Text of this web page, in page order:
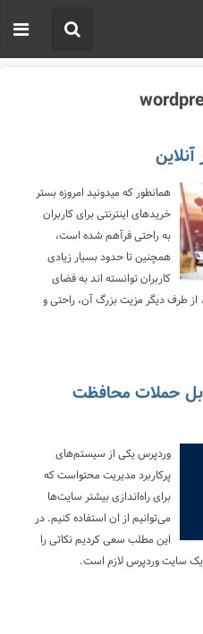
همانطور که میدونید امروزه بستر
خریدهای اینترنتی برای کاربران
به راحتی فرآهم شده است،
همچنین تا حدود بسیار زیادی
کاربران توانسته اند به فضای
از طرف دیگر مزیت بزرگ آن، راحتی و
حملات محافظت
وردپرس یکی از سیستم‌های
پرکاربرد مدیریت محتواست که
برای راه‌اندازی بیشتر سایت‌ها
می‌توانیم از ان استفاده کنیم. در
این مطلب سعی کردیم نکاتی را
یک سایت وردپرس لازم است.